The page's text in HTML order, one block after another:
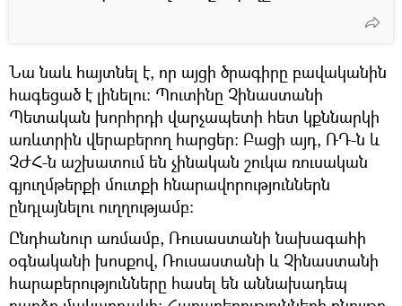
Նա նաև հայտնել է, որ այցի ծրագիրը բավականին
հագեցած է լինելու։ Պուտինը Չինաստանի
Պետական խորհրդի վարչապետի հետ կքննարկի
առևտրին վերաբերող հարցեր։ Բացի այդ, ՌԴ-ն և
ՉԺՀ-ն աշխատում են չինական շուկա ռուսական
գյուղմթերքի մուտքի հնարավորություններն
ընդլայնելու ուղղությամբ։
Ընդհանուր առմամբ, Ռուսաստանի նախագահի
օգնականի խոսքով, Ռուսաստանի և Չինաստանի
հարաբերությունները հասել են աննախադեպ